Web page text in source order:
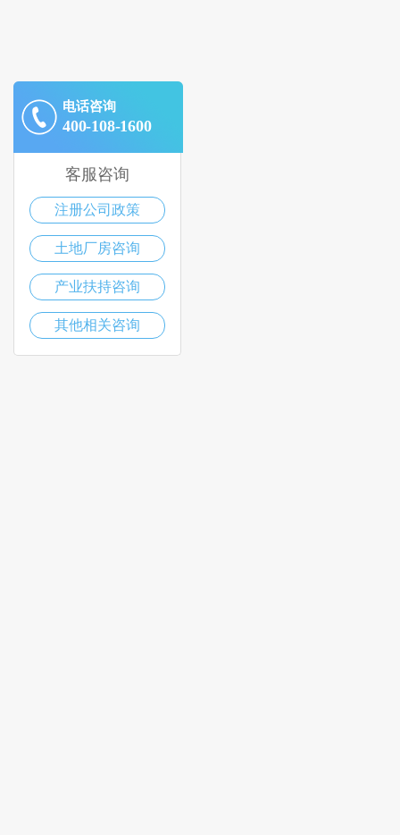
电话咨询
400-108-1600
客服咨询
注册公司政策
土地厂房咨询
产业扶持咨询
其他相关咨询